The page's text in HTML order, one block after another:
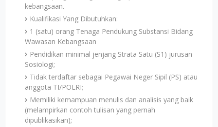
kebangsaan.
Kualifikasi Yang Dibutuhkan:
1 (satu) orang Tenaga Pendukung Substansi Bidang
Wawasan Kebangsaan
Pendidikan minimal jenjang Strata Satu (S1) jurusan
Sosiologi;
Tidak terdaftar sebagai Pegawai Neger Sipil (PS) atau
anggota TI/POLRI;
Memiliki kemampuan menulis dan analisis yang baik
(melampirkan contoh tulisan yang pernah
dipublikasikan);